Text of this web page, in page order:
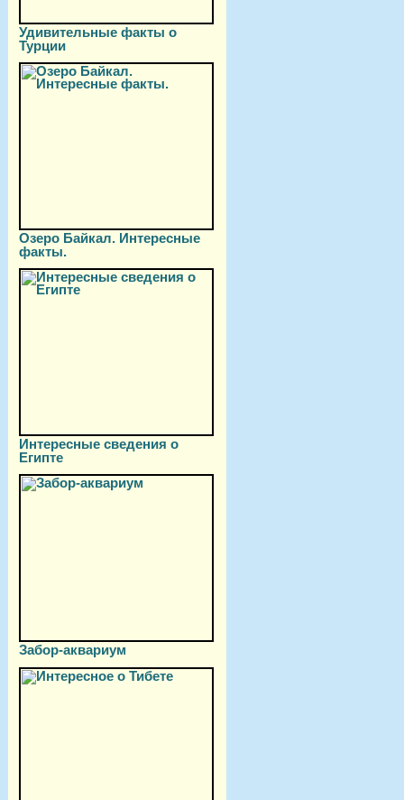
Удивительные факты о
Турции
Озеро Байкал. Интересные
факты.
Интересные сведения о
Египте
Забор-аквариум